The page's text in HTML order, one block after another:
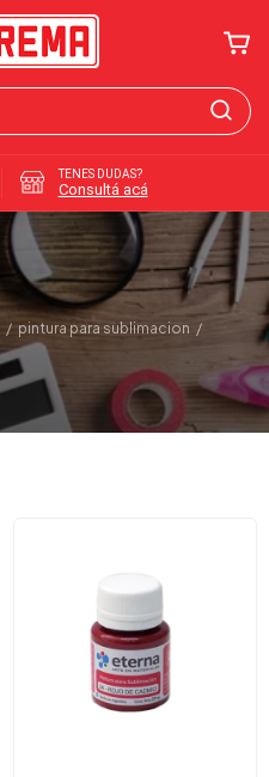
TENES DUDAS?
Consultá acá
/ pintura para sublimacion /